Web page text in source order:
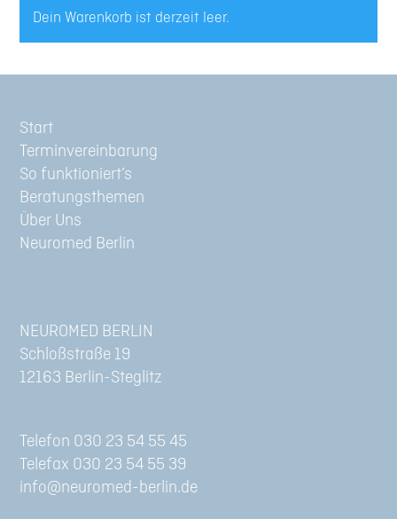
Dein Warenkorb ist derzeit leer.
Start
Terminvereinbarung
So funktioniert’s
Beratungsthemen
Über Uns
Neuromed Berlin
NEUROMED BERLIN
Schloßstraße 19
12163 Berlin-Steglitz
Telefon 030 23 54 55 45
Telefax 030 23 54 55 39
info@neuromed-berlin.de